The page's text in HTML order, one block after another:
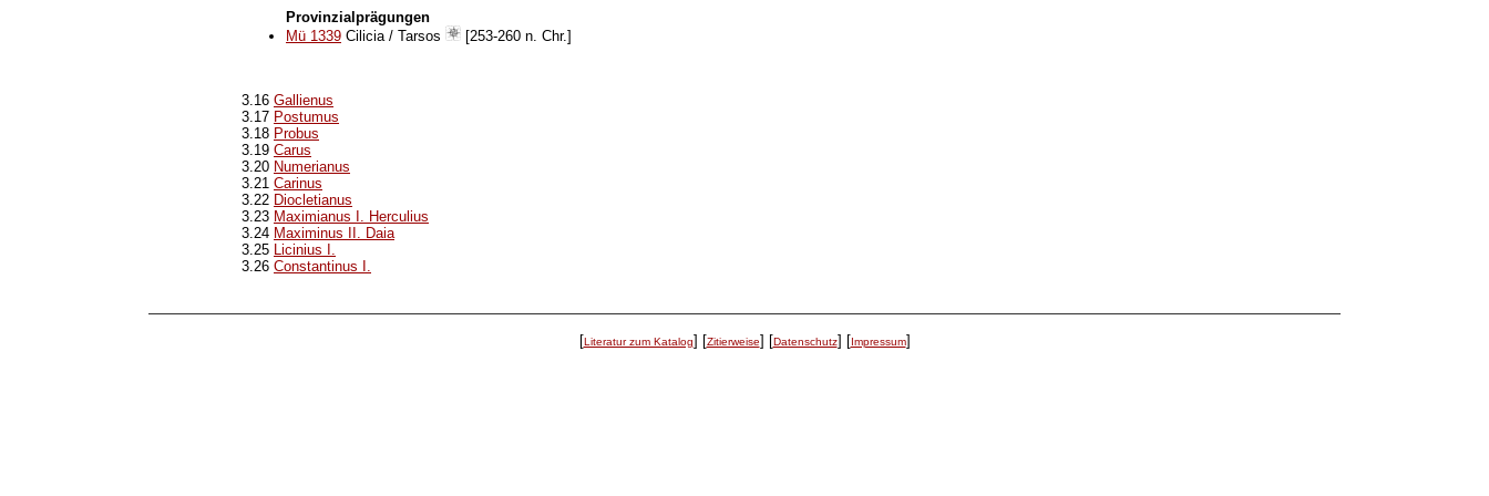
Provinzialprägungen
Mü 1339 Cilicia / Tarsos [253-260 n. Chr.]
3.16 Gallienus
3.17 Postumus
3.18 Probus
3.19 Carus
3.20 Numerianus
3.21 Carinus
3.22 Diocletianus
3.23 Maximianus I. Herculius
3.24 Maximinus II. Daia
3.25 Licinius I.
3.26 Constantinus I.
[Literatur zum Katalog] [Zitierweise] [Datenschutz] [Impressum]